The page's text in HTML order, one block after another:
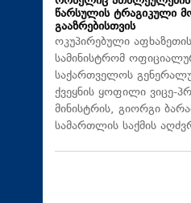
წარსულის ტრაგიკული
გააზრებისთვის
ოკუპირებული
სამინისტრომ
საქართველოს
ქვეყნის ყოფილი ვიცე-
მინისტრის, გიორგი
სამართლის საქმის